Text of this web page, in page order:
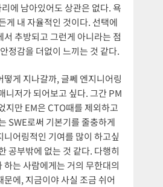
에 남아있어도 상관은 없다. 욕
게 내 자율적인 것이다. 선택에
서 추방되고 그런게 아니라는 점
정감을 더없이 느끼는 것 같다.
떻게 지나갈까, 글쎄 엔지니어링
니저가 되어보고 싶다. 그간 PM
지만 EM은 CTO때를 제외하고
SWE로써 기본기를 줄충하게
니어링적인 기여를 많이 하고싶
공부밖에 없는 것 같다. 다행히
하는 사람에게는 거의 무한대의
에, 지금이야 사실 조금 쉬어